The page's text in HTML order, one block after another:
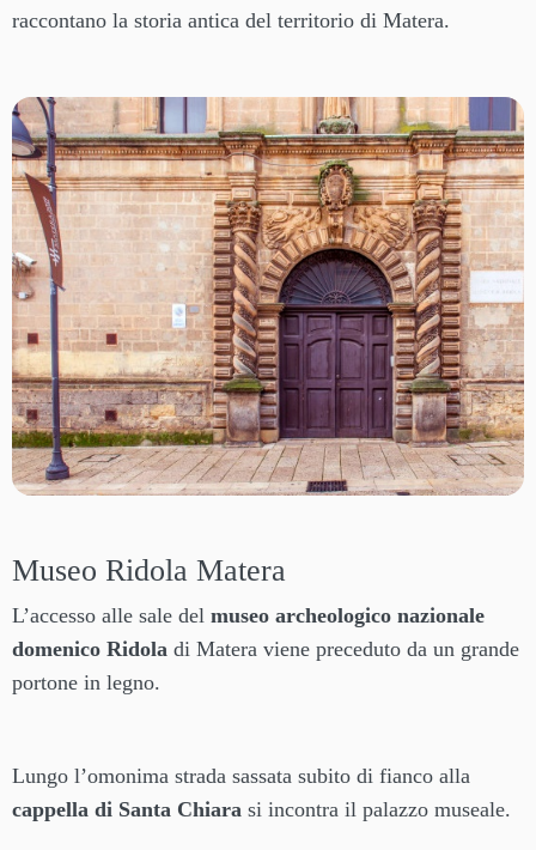
raccontano la storia antica del territorio di Matera.
Museo Ridola Matera
L’accesso alle sale del museo archeologico nazionale
domenico Ridola di Matera viene preceduto da un grande
portone in legno.
Lungo l’omonima strada sassata subito di fianco alla
cappella di Santa Chiara si incontra il palazzo museale.